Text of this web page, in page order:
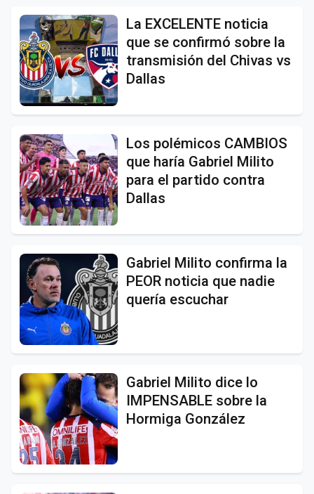
La EXCELENTE noticia
que se confirmó sobre la
transmisión del Chivas vs
Dallas
Los polémicos CAMBIOS
que haría Gabriel Milito
para el partido contra
Dallas
Gabriel Milito confirma la
PEOR noticia que nadie
quería escuchar
Gabriel Milito dice lo
IMPENSABLE sobre la
Hormiga González